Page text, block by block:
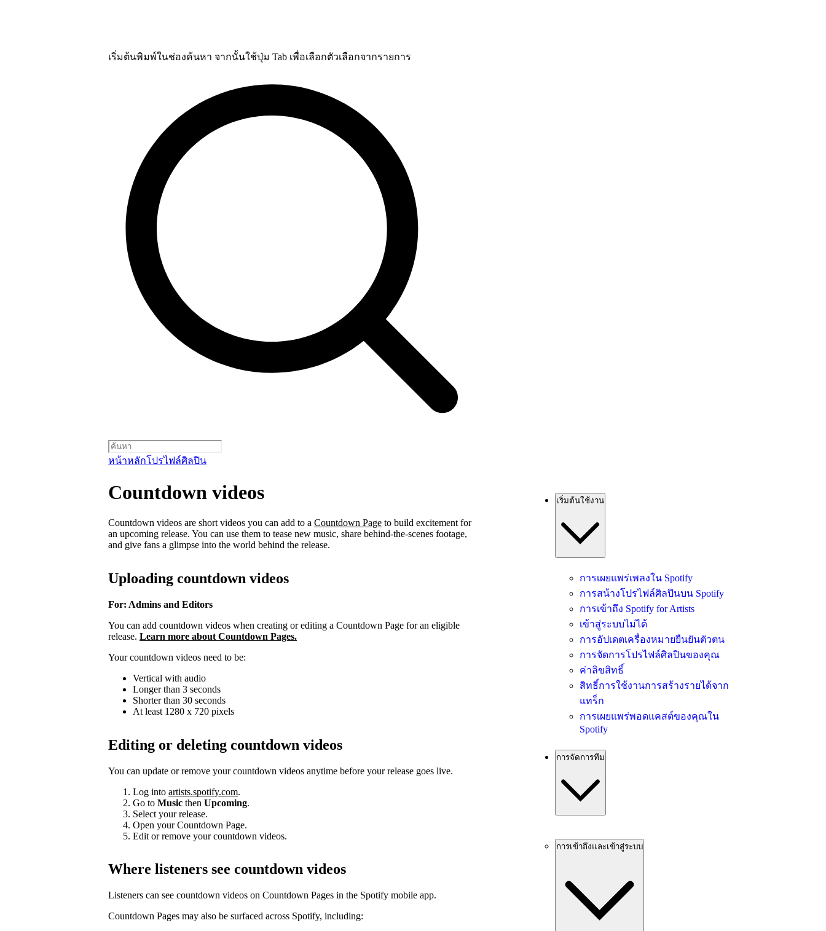
เริ่มต้นพิมพ์ในช่องค้นหา จากนั้นใช้ปุ่ม Tab เพื่อเลือกตัวเลือกจากรายการ
หน้าหลักโปรไฟล์ศิลปิน
Countdown videos
Countdown videos are short videos you can add to a Countdown Page to build excitement for
an upcoming release. You can use them to tease new music, share behind-the-scenes footage,
and give fans a glimpse into the world behind the release.
Uploading countdown videos
For: Admins and Editors
You can add countdown videos when creating or editing a Countdown Page for an eligible
release. Learn more about Countdown Pages.
Your countdown videos need to be:
Vertical with audio
Longer than 3 seconds
Shorter than 30 seconds
At least 1280 x 720 pixels
Editing or deleting countdown videos
You can update or remove your countdown videos anytime before your release goes live.
Log into artists.spotify.com.
Go to Music then Upcoming.
Select your release.
Open your Countdown Page.
Edit or remove your countdown videos.
Where listeners see countdown videos
Listeners can see countdown videos on Countdown Pages in the Spotify mobile app.
Countdown Pages may also be surfaced across Spotify, including:
เริ่มต้นใช้งาน
การเผยแพร่เพลงใน Spotify
การสน้างโปรไฟล์ศิลปินบน Spotify
การเข้าถึง Spotify for Artists
เข้าสู่ระบบไม่ได้
การอัปเดตเครื่องหมายยืนยันตัวตน
การจัดการโปรไฟล์ศิลปินของคุณ
ค่าลิขสิทธิ์
สิทธิ์การใช้งานการสร้างรายได้จาก
แทร็ก
การเผยแพร่พอดแคสต์ของคุณใน
Spotify
การจัดการทีม
การเข้าถึงและเข้าสู่ระบบ